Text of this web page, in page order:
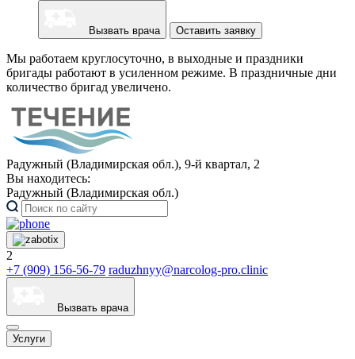
Вызвать врача Оставить заявку
Мы работаем круглосуточно, в выходные и праздники
бригады работают в усиленном режиме. В праздничные дни
количество бригад увеличено.
Радужный (Владимирская обл.), 9-й квартал, 2
Вы находитесь:
Радужный (Владимирская обл.)
2
+7 (909) 156-56-79 raduzhnyy@narcolog-pro.clinic
Вызвать врача
Услуги